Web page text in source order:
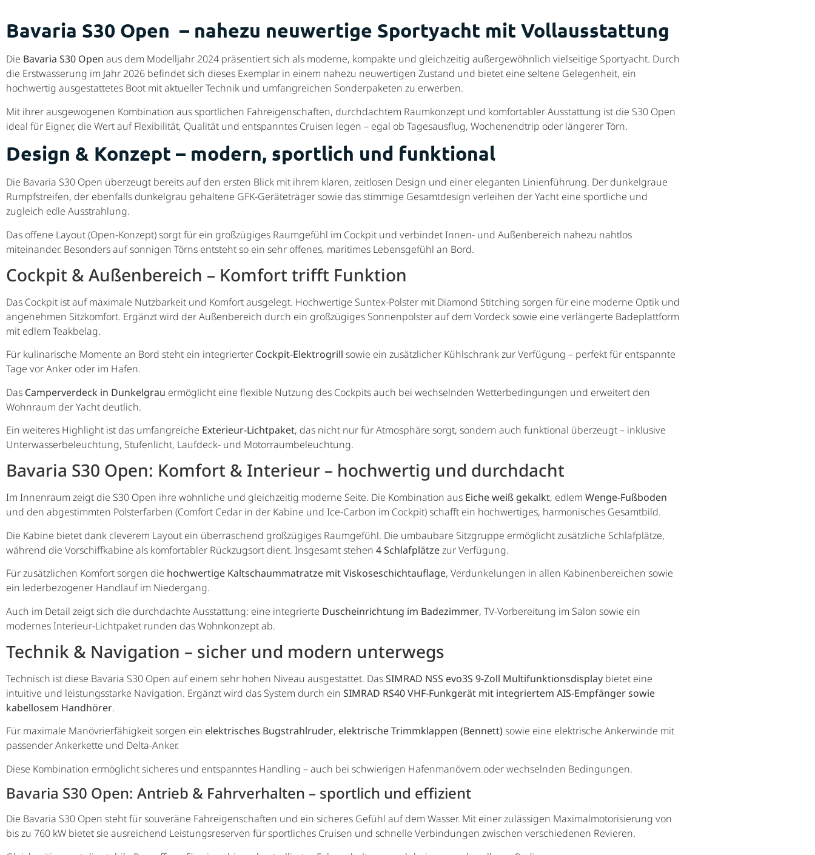
Bavaria S30 Open – nahezu neuwertige Sportyacht mit Vollausstattung
Die Bavaria S30 Open aus dem Modelljahr 2024 präsentiert sich als moderne, kompakte und gleichzeitig außergewöhnlich vielseitige Sportyacht. Durch
die Erstwasserung im Jahr 2026 befindet sich dieses Exemplar in einem nahezu neuwertigen Zustand und bietet eine seltene Gelegenheit, ein
hochwertig ausgestattetes Boot mit aktueller Technik und umfangreichen Sonderpaketen zu erwerben.
Mit ihrer ausgewogenen Kombination aus sportlichen Fahreigenschaften, durchdachtem Raumkonzept und komfortabler Ausstattung ist die S30 Open
ideal für Eigner, die Wert auf Flexibilität, Qualität und entspanntes Cruisen legen – egal ob Tagesausflug, Wochenendtrip oder längerer Törn.
Design & Konzept – modern, sportlich und funktional
Die Bavaria S30 Open überzeugt bereits auf den ersten Blick mit ihrem klaren, zeitlosen Design und einer eleganten Linienführung. Der dunkelgraue
Rumpfstreifen, der ebenfalls dunkelgrau gehaltene GFK-Geräteträger sowie das stimmige Gesamtdesign verleihen der Yacht eine sportliche und
zugleich edle Ausstrahlung.
Das offene Layout (Open-Konzept) sorgt für ein großzügiges Raumgefühl im Cockpit und verbindet Innen- und Außenbereich nahezu nahtlos
miteinander. Besonders auf sonnigen Törns entsteht so ein sehr offenes, maritimes Lebensgefühl an Bord.
Cockpit & Außenbereich – Komfort trifft Funktion
Das Cockpit ist auf maximale Nutzbarkeit und Komfort ausgelegt. Hochwertige Suntex-Polster mit Diamond Stitching sorgen für eine moderne Optik und
angenehmen Sitzkomfort. Ergänzt wird der Außenbereich durch ein großzügiges Sonnenpolster auf dem Vordeck sowie eine verlängerte Badeplattform
mit edlem Teakbelag.
Für kulinarische Momente an Bord steht ein integrierter Cockpit-Elektrogrill sowie ein zusätzlicher Kühlschrank zur Verfügung – perfekt für entspannte
Tage vor Anker oder im Hafen.
Das Camperverdeck in Dunkelgrau ermöglicht eine flexible Nutzung des Cockpits auch bei wechselnden Wetterbedingungen und erweitert den
Wohnraum der Yacht deutlich.
Ein weiteres Highlight ist das umfangreiche Exterieur-Lichtpaket, das nicht nur für Atmosphäre sorgt, sondern auch funktional überzeugt – inklusive
Unterwasserbeleuchtung, Stufenlicht, Laufdeck- und Motorraumbeleuchtung.
Bavaria S30 Open: Komfort & Interieur – hochwertig und durchdacht
Im Innenraum zeigt die S30 Open ihre wohnliche und gleichzeitig moderne Seite. Die Kombination aus Eiche weiß gekalkt, edlem Wenge-Fußboden
und den abgestimmten Polsterfarben (Comfort Cedar in der Kabine und Ice-Carbon im Cockpit) schafft ein hochwertiges, harmonisches Gesamtbild.
Die Kabine bietet dank cleverem Layout ein überraschend großzügiges Raumgefühl. Die umbaubare Sitzgruppe ermöglicht zusätzliche Schlafplätze,
während die Vorschiffkabine als komfortabler Rückzugsort dient. Insgesamt stehen 4 Schlafplätzezur Verfügung.
Für zusätzlichen Komfort sorgen die hochwertige Kaltschaummatratze mit Viskoseschichtauflage, Verdunkelungen in allen Kabinenbereichen sowie
ein lederbezogener Handlauf im Niedergang.
Auch im Detail zeigt sich die durchdachte Ausstattung: eine integrierte Duscheinrichtung im Badezimmer, TV-Vorbereitung im Salon sowie ein
modernes Interieur-Lichtpaket runden das Wohnkonzept ab.
Technik & Navigation – sicher und modern unterwegs
Technisch ist diese Bavaria S30 Open auf einem sehr hohen Niveau ausgestattet. DasSIMRAD NSS evo3S 9-Zoll Multifunktionsdisplay bietet eine
intuitive und leistungsstarke Navigation. Ergänzt wird das System durch ein SIMRAD RS40 VHF-Funkgerät mit integriertem AIS-Empfänger sowie
kabellosem Handhörer.
Für maximale Manövrierfähigkeit sorgen ein elektrisches Bugstrahlruder, elektrische Trimmklappen (Bennett)sowie eine elektrische Ankerwinde mit
passender Ankerkette und Delta-Anker.
Diese Kombination ermöglicht sicheres und entspanntes Handling – auch bei schwierigen Hafenmanövern oder wechselnden Bedingungen.
Bavaria S30 Open: Antrieb & Fahrverhalten – sportlich und effizient
Die Bavaria S30 Open steht für souveräne Fahreigenschaften und ein sicheres Gefühl auf dem Wasser. Mit einer zulässigen Maximalmotorisierung von
bis zu 760 kW bietet sie ausreichend Leistungsreserven für sportliches Cruisen und schnelle Verbindungen zwischen verschiedenen Revieren.